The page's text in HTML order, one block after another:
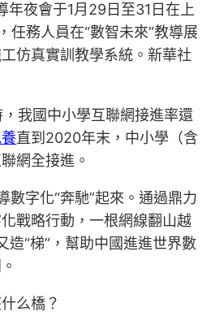
年夜會于1月29日至31日在上
任務人員在“數智未來”教導展
仿真實訓教學系統。新華社
我國中小學互聯網接進率還
直到2020年末，中小學（含
網全接進。
數字化“奔馳”起來。通過鼎力
戰略行動，一根網線翻山越
造“梯”，幫助中國進進世界數
么橋？